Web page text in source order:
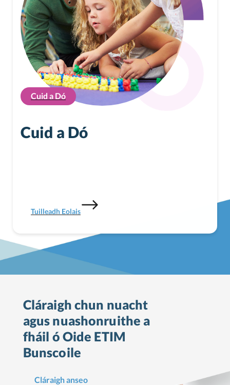
Cuid a Dó
Cuid a Dó
Tuilleadh Eolais
Cláraigh chun nuacht
agus nuashonruithe a
fháil ó Oide ETIM
Bunscoile
Cláraigh anseo